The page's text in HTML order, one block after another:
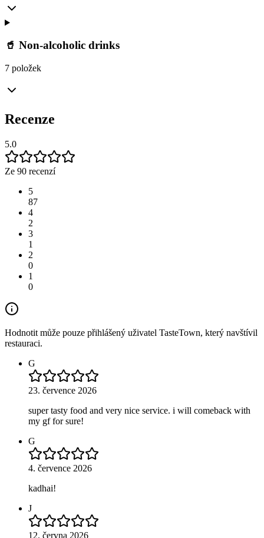
🥤 Non-alcoholic drinks
7 položek
Recenze
5.0
Ze 90 recenzí
5
87
4
2
3
1
2
0
1
0
Hodnotit může pouze přihlášený uživatel TasteTown, který navštívil
restauraci.
G
23. července 2026
super tasty food and very nice service. i will comeback with
my gf for sure!
G
4. července 2026
kadhai!
J
12. června 2026